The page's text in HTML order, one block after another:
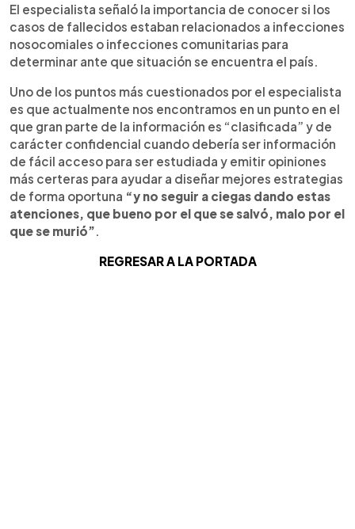
El especialista señaló la importancia de conocer si los
casos de fallecidos estaban relacionados a infecciones
nosocomiales o infecciones comunitarias para
determinar ante que situación se encuentra el país.
Uno de los puntos más cuestionados por el especialista
es que actualmente nos encontramos en un punto en el
que gran parte de la información es “clasificada” y de
carácter confidencial cuando debería ser información
de fácil acceso para ser estudiada y emitir opiniones
más certeras para ayudar a diseñar mejores estrategias
de forma oportuna “y no seguir a ciegas dando estas
atenciones, que bueno por el que se salvó, malo por el
que se murió”
REGRESAR A LA PORTADA